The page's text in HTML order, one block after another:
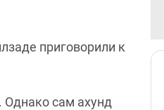
приговорили к
Однако сам ахунд